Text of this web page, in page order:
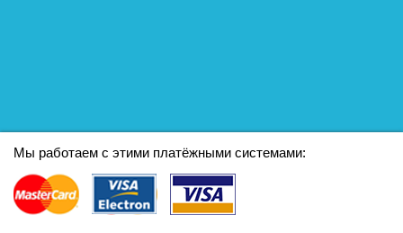
Мы работаем с этими платёжными системами: